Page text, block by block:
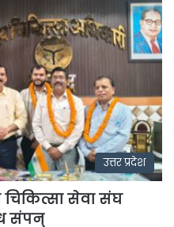
उत्तर प्रदेश
चिकित्सा सेवा संघ
संपन्